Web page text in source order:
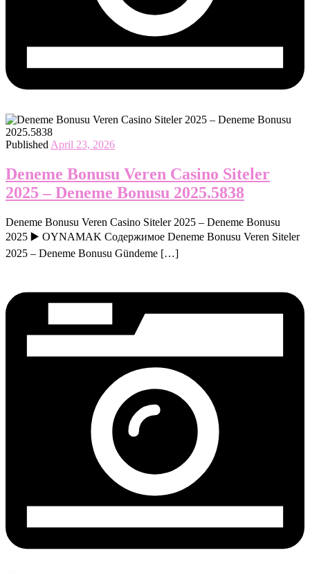
Published April 23, 2026
Deneme Bonusu Veren Casino Siteler
2025 – Deneme Bonusu 2025.5838
Deneme Bonusu Veren Casino Siteler 2025 – Deneme Bonusu
2025 ▶️ OYNAMAK Содержимое Deneme Bonusu Veren Siteler
2025 – Deneme Bonusu Gündeme […]